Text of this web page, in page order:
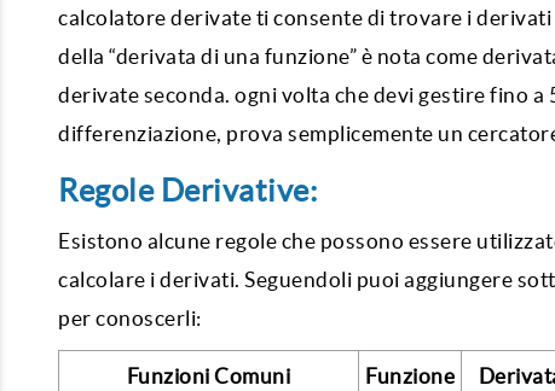
calcolatore derivate ti consente di trovare i derivati
della “derivata di una funzione” è nota come
derivate seconda. ogni volta che devi gestire fino
differenziazione, prova semplicemente un
Regole Derivative:
Esistono alcune regole che possono essere
calcolare i derivati. Seguendoli puoi aggiungere
per conoscerli:
Funzioni Comuni Funzione